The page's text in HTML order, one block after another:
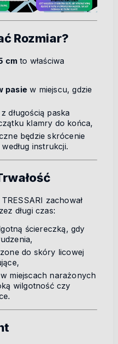
Rozmiar?
cm to właściwa
pasie w miejscu, gdzie
długością paska
klamry do końca,
będzie skrócenie
instrukcji.
TRESSARI zachował
długi czas:
ściereczką, gdy
do skóry licowej
miejscach narażonych
wilgotność czy